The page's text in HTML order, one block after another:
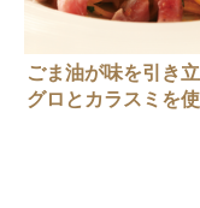
ごま油が味を引き
グロとカラスミを